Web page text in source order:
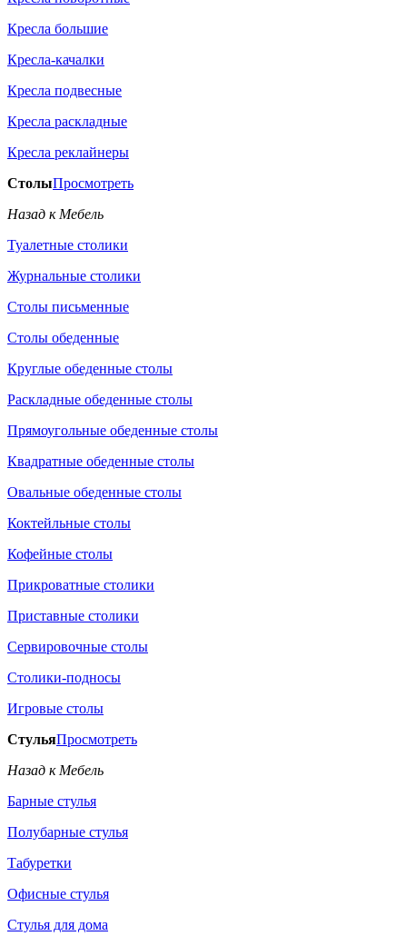
Кресла большие
Кресла-качалки
Кресла подвесные
Кресла раскладные
Кресла реклайнеры
СтолыПросмотреть
Назад к Мебель
Туалетные столики
Журнальные столики
Столы письменные
Столы обеденные
Круглые обеденные столы
Раскладные обеденные столы
Прямоугольные обеденные столы
Квадратные обеденные столы
Овальные обеденные столы
Коктейльные столы
Кофейные столы
Прикроватные столики
Приставные столики
Сервировочные столы
Столики-подносы
Игровые столы
СтульяПросмотреть
Назад к Мебель
Барные стулья
Полубарные стулья
Табуретки
Офисные стулья
Стулья для дома